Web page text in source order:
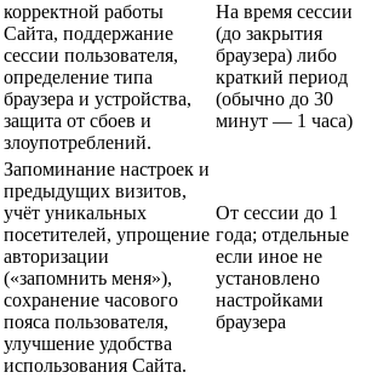
корректной работы
Сайта, поддержание
сессии пользователя,
определение типа
браузера и устройства,
защита от сбоев и
злоупотреблений.
На время сессии
(до закрытия
браузера) либо
краткий период
(обычно до 30
минут — 1 часа)
Запоминание настроек и
предыдущих визитов,
учёт уникальных
посетителей, упрощение
авторизации
(«запомнить меня»),
сохранение часового
пояса пользователя,
улучшение удобства
использования Сайта.
От сессии до 1
года; отдельные
если иное не
установлено
настройками
браузера